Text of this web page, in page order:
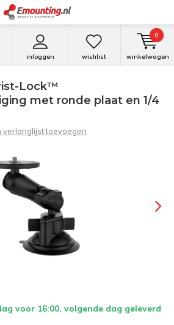
inloggen wishlist winkelwagen
0
Lock™
met ronde plaat en 1/4
verlanglijst toevoegen
voor 16:00, volgende dag geleverd